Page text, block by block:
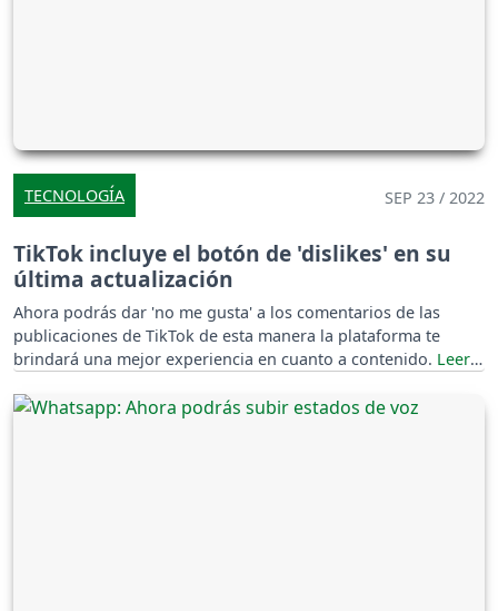
TECNOLOGÍA SEP 23 / 2022
TikTok incluye el botón de 'dislikes' en su
última actualización
Ahora podrás dar 'no me gusta' a los comentarios de las
publicaciones de TikTok de esta manera la plataforma te
brindará una mejor experiencia en cuanto a contenido.